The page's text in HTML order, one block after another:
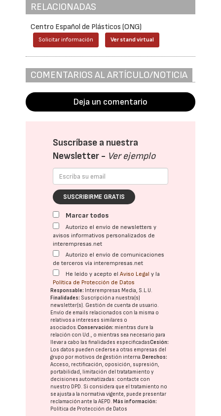
RELACIONADAS
Centro Español de Plásticos (ONG)
Solicitar información Ver stand virtual
COMENTARIOS AL ARTÍCULO/NOTICIA
Deja un comentario
Suscríbase a nuestra
Newsletter - Ver ejemplo
SUSCRIBIRME GRATIS
Marcar todos
Autorizo el envío de newsletters y
avisos informativos personalizados de
interempresas.net
Autorizo el envío de comunicaciones
de terceros vía interempresas.net
He leído y acepto elAviso Legal y la
Política de Protección de Datos
Responsable: Interempresas Media, S.L.U.
Finalidades: Suscripción a nuestra(s)
newsletter(s). Gestión de cuenta de usuario.
Envío de emails relacionados con la misma o
relativos a intereses similares o
asociados.Conservación: mientras dure la
relación con Ud., o mientras sea necesario para
llevar a cabo las finalidades especificadasCesión:
Los datos pueden cederse a otras empresas del
grupo por motivos de gestión interna. Derechos:
Acceso, rectificación, oposición, supresión,
portabilidad, limitación del tratatamiento y
decisiones automatizadas: contacte con
nuestro DPD. Si considera que el tratamiento no
se ajusta a la normativa vigente, puede presentar
reclamación ante laAEPD. Más información:
Política de Protección de Datos